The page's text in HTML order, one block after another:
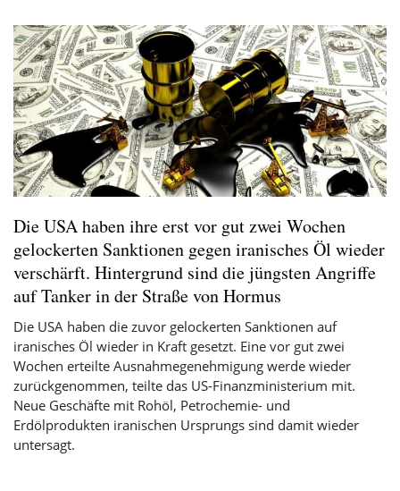
Die USA haben ihre erst vor gut zwei Wochen
gelockerten Sanktionen gegen iranisches Öl wieder
verschärft. Hintergrund sind die jüngsten Angriffe
auf Tanker in der Straße von Hormus
Die USA haben die zuvor gelockerten Sanktionen auf
iranisches Öl wieder in Kraft gesetzt. Eine vor gut zwei
Wochen erteilte Ausnahmegenehmigung werde wieder
zurückgenommen, teilte das US-Finanzministerium mit.
Neue Geschäfte mit Rohöl, Petrochemie- und
Erdölprodukten iranischen Ursprungs sind damit wieder
untersagt.